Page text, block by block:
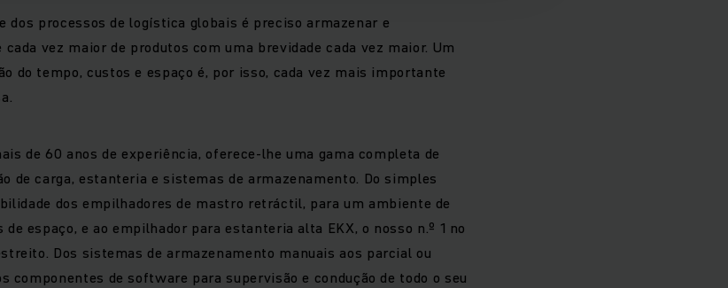
dos processos de logística globais é preciso armazenar e
vez maior de produtos com uma brevidade cada vez maior. Um
do tempo, custos e espaço é, por isso, cada vez mais importante
de 60 anos de experiência, oferece-lhe uma gama completa de
de carga, estanteria e sistemas de armazenamento. Do simples
dos empilhadores de mastro retráctil, para um ambiente de
espaço, e ao empilhador para estanteria alta EKX, o nosso n.º 1 no
Dos sistemas de armazenamento manuais aos parcial ou
componentes de software para supervisão e condução de todo o seu